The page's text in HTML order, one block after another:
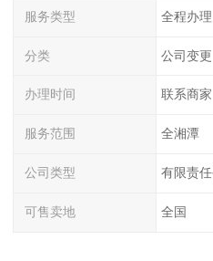
服务类型 全程办理
分类 公司变更
办理时间 联系商家
服务范围 全湘潭
公司类型
可售卖地 全国